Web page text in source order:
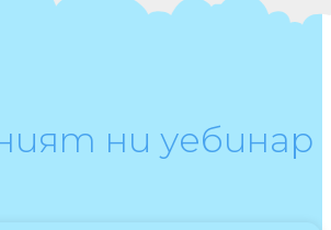
ни уебинар